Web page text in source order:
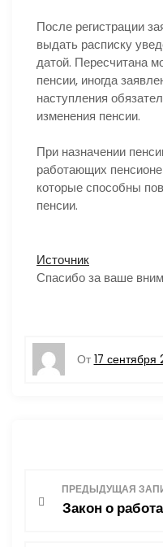
После регистрации
выдать расписку
датой. Пересчитана
пенсии, иногда
наступления
изменения пенсии.
При назначении
работающих
которые способны
пенсии.
Источник
Спасибо за ваше
От 17 сентября
ПРЕДЫДУЩАЯ
Закон о